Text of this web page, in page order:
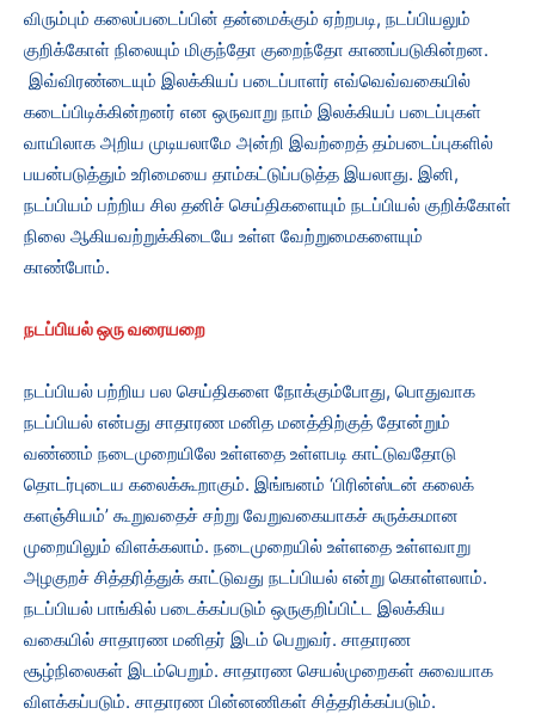
விரும்பும் கலைப்படைப்பின் தன்மைக்கும் ஏற்றபடி, நடப்பியலும்
குறிக்கோள் நிலையும் மிகுந்தோ குறைந்தோ காணப்படுகின்றன.
இவ்விரண்டையும் இலக்கியப் படைப்பாளர் எவ்வெவ்வகையில்
கடைப்பிடிக்கின்றனர் என ஒருவாறு நாம் இலக்கியப் படைப்புகள்
வாயிலாக அறிய முடியலாமே அன்றி இவற்றைத் தம்படைப்புகளில்
பயன்படுத்தும் உரிமையை தாம்கட்டுப்படுத்த இயலாது. இனி,
நடப்பியம் பற்றிய சில தனிச் செய்திகளையும் நடப்பியல் குறிக்கோள்
நிலை ஆகியவற்றுக்கிடையே உள்ள வேற்றுமைகளையும்
காண்போம்.
நடப்பியல் ஒரு வரையறை
நடப்பியல் பற்றிய பல செய்திகளை நோக்கும்போது, பொதுவாக
நடப்பியல் என்பது சாதாரண மனித மனத்திற்குத் தோன்றும்
வண்ணம் நடைமுறையிலே உள்ளதை உள்ளபடி காட்டுவதோடு
தொடர்புடைய கலைக்கூறாகும். இங்ஙனம் ‘பிரின்ஸ்டன் கலைக்
களஞ்சியம்’ கூறுவதைச் சற்று வேறுவகையாகச் சுருக்கமான
முறையிலும் விளக்கலாம். நடைமுறையில் உள்ளதை உள்ளவாறு
அழகுறச் சித்தரித்துக் காட்டுவது நடப்பியல் என்று கொள்ளலாம்.
நடப்பியல் பாங்கில் படைக்கப்படும் ஒருகுறிப்பிட்ட இலக்கிய
வகையில் சாதாரண மனிதர் இடம் பெறுவர். சாதாரண
சூழ்நிலைகள் இடம்பெறும். சாதாரண செயல்முறைகள் சுவையாக
விளக்கப்படும். சாதாரண பின்னணிகள் சித்தரிக்கப்படும்.